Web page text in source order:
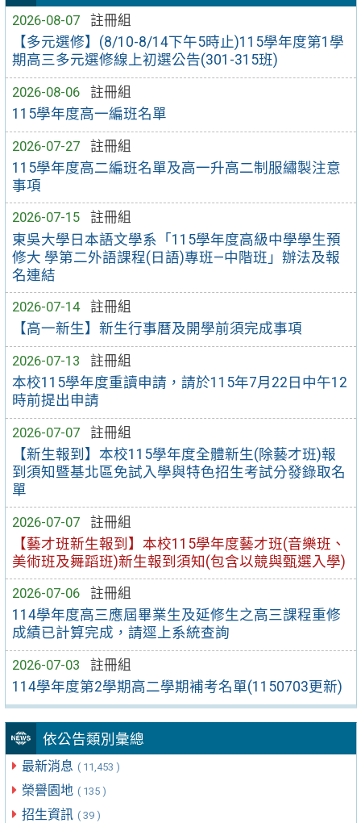
2026-08-07
註冊組
【多元選修】(8/10-8/14下午5時止)115學年度第1學
期高三多元選修線上初選公告(301-315班)
2026-08-06
註冊組
115學年度高一編班名單
2026-07-27
註冊組
115學年度高二編班名單及高一升高二制服繡製注意
事項
2026-07-15
註冊組
東吳大學日本語文學系「115學年度高級中學學生預
修大 學第二外語課程(日語)專班—中階班」辦法及報
名連結
2026-07-14
註冊組
【高一新生】新生行事曆及開學前須完成事項
2026-07-13
註冊組
本校115學年度重讀申請，請於115年7月22日中午12
時前提出申請
2026-07-07
註冊組
【新生報到】本校115學年度全體新生(除藝才班)報
到須知暨基北區免試入學與特色招生考試分發錄取名
單
2026-07-07
註冊組
【藝才班新生報到】本校115學年度藝才班(音樂班、
美術班及舞蹈班)新生報到須知(包含以競與甄選入學)
2026-07-06
註冊組
114學年度高三應屆畢業生及延修生之高三課程重修
成績已計算完成，請逕上系統查詢
2026-07-03
註冊組
114學年度第2學期高二學期補考名單(1150703更新)
依公告類別彙總
最新消息 ( 11,453 )
榮譽園地 ( 135 )
招生資訊 ( 39 )